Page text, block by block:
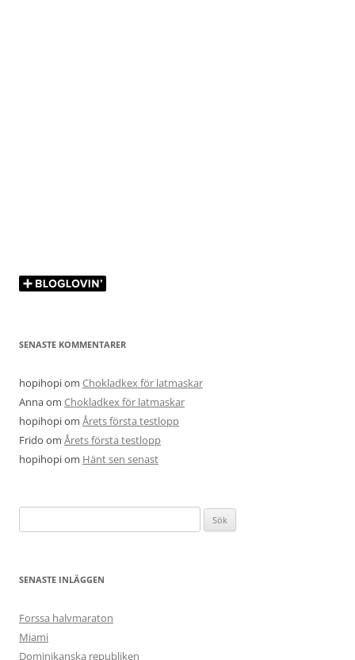
SENASTE KOMMENTARER
hopihopiom Chokladkex för latmaskar
Annaom Chokladkex för latmaskar
hopihopiom Årets första testlopp
Frido om Årets första testlopp
hopihopiom Hänt sen senast
efter:
SENASTE INLÄGGEN
Forssa halvmaraton
Miami
Dominikanska republiken